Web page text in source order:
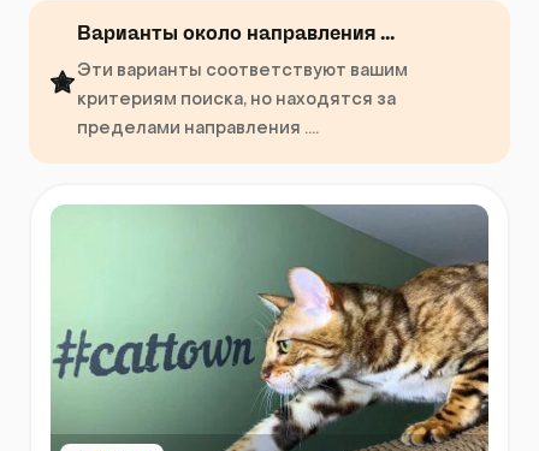
Варианты около направления ...
Эти варианты соответствуют вашим
критериям поиска, но находятся за
пределами направления ....